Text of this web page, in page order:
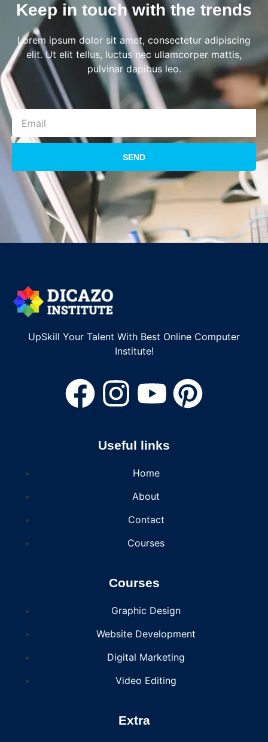
Keep in touch with the trends
Lorem ipsum dolor sit amet, consectetur adipiscing
elit. Ut elit tellus, luctus nec ullamcorper mattis,
pulvinar dapibus leo.
SEND
UpSkill Your Talent With Best Online Computer
Institute!
Useful links
Home
About
Contact
Courses
Courses
Graphic Design
Website Development
Digital Marketing
Video Editing
Extra